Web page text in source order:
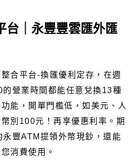
台｜永豐豐雲匯外匯
合平台-換匯優利定存 ，在週
營業時間都能任意兌換13種
能，開單門檻低，如美元、人
別100元！再享優惠利率。期
豐ATM提領外幣現鈔，還能
消費使用。